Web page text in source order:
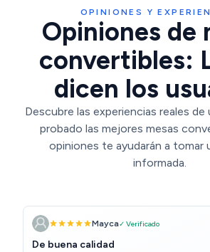
OPINIONES Y
Opiniones de
convertibles:
dicen los
Descubre las experiencias reales de
probado las mejores mesas
opiniones te ayudarán a tomar
informada.
Mayca✓ Verificado
De buena calidad